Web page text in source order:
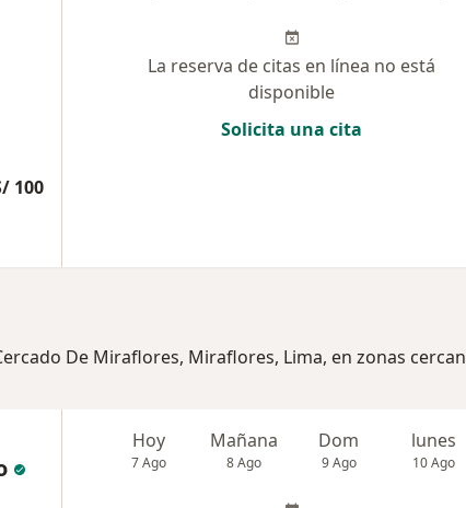
100
La reserva de citas en línea no está
disponible
Solicita una cita
De Miraflores, Miraflores, Lima, en zonas
Hoy
7 Ago
Mañana
8 Ago
Dom
9 Ago
lunes
10 Ago